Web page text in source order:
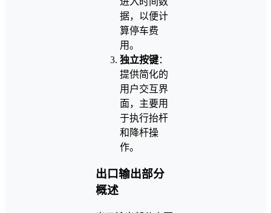
据，以便计
算停车费
用。
独立按键：
提供简化的
用户交互界
面，主要用
于执行抬杆
和降杆操
作。
出口输出部分
概述